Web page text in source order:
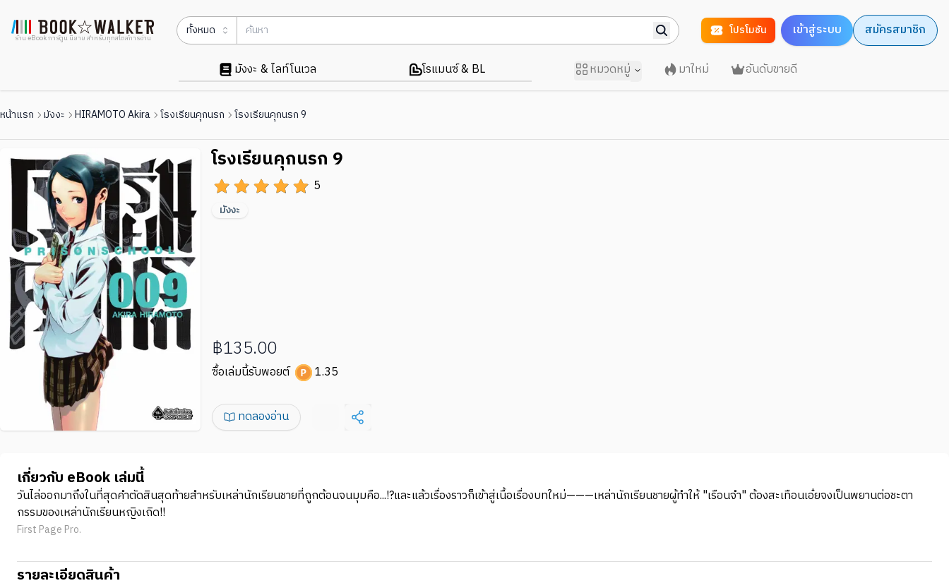
ร้าน eBook การ์ตูน นิยาย สำหรับทุกสไตล์การอ่าน
ทั้งหมด โปรโมชัน เข้าสู่ระบบ สมัครสมาชิก
มังงะ & ไลท์โนเวล โรแมนซ์ & BL หมวดหมู่ มาใหม่ อันดับขายดี
หน้าแรก มังงะ HIRAMOTO Akira โรงเรียนคุกนรก โรงเรียนคุกนรก 9
โรงเรียนคุกนรก 9
5
มังงะ
฿135.00
ซื้อเล่มนี้รับพอยต์ 1.35
ทดลองอ่าน
เกี่ยวกับ eBook เล่มนี้
วันไล่ออกมาถึงในที่สุดคำตัดสินสุดท้ายสำหรับเหล่านักเรียนชายที่ถูกต้อนจนมุมคือ...!?และแล้วเรื่องราวก็เข้าสู่เนื้อเรื่องบทใหม่———เหล่านักเรียนชายผู้ทำให้ "เรือนจำ" ต้องสะเทือนเอ๋ยจงเป็นพยานต่อชะตา
กรรมของเหล่านักเรียนหญิงเถิด!!
First Page Pro.
รายละเอียดสินค้า